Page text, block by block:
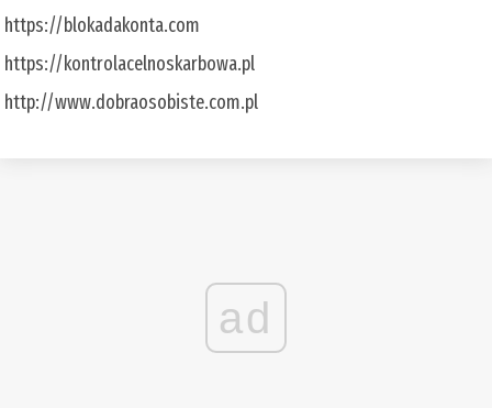
https://blokadakonta.com
https://kontrolacelnoskarbowa.pl
http://www.dobraosobiste.com.pl
ad